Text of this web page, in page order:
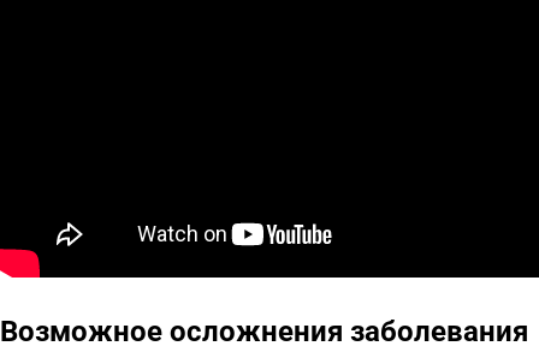
Возможное осложнения заболевания